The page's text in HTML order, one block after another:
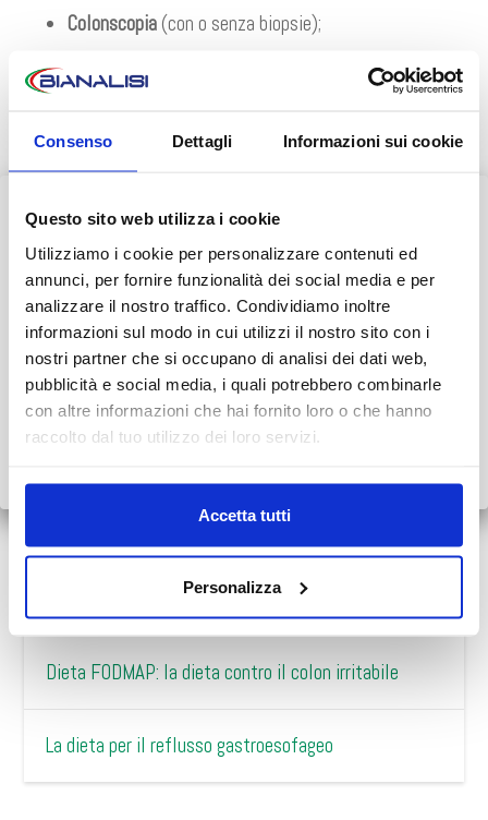
Consenso Dettagli Informazioni sui cookie
Questo sito web utilizza i cookie
Utilizziamo i cookie per personalizzare contenuti ed
annunci, per fornire funzionalità dei social media e per
analizzare il nostro traffico. Condividiamo inoltre
informazioni sul modo in cui utilizzi il nostro sito con i
nostri partner che si occupano di analisi dei dati web,
pubblicità e social media, i quali potrebbero combinarle
con altre informazioni che hai fornito loro o che hanno
raccolto dal tuo utilizzo dei loro servizi.
Accetta tutti
Personalizza
Colonscopia (con o senza biopsie);
Ileocolonscopia
Esofagogastroduodenoscopia con biopsie duodenali
Scopri di più nella sezione dedicata all’
digestiva.
INFORMAZIONI E PRENOTAZIONI
Consulta i numeri da contattare
PRENOTA ONLINE
APPROFONDIMENTI
Dieta FODMAP: la dieta contro il colon irritabile
La dieta per il reflusso gastroesofageo
AVVISO AI PAZIENTI
Durante il mese di agosto alcuni Centri potrebbero osservare
orari ridotti o periodi di chiusura.
👉 Vi invitiamo a consultare ilcalendario completo con le
variazioni di agosto.
Grazie.